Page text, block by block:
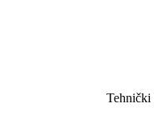
Tehnički